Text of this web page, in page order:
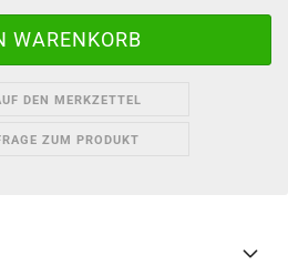
DEN MERKZETTEL
ZUM PRODUKT